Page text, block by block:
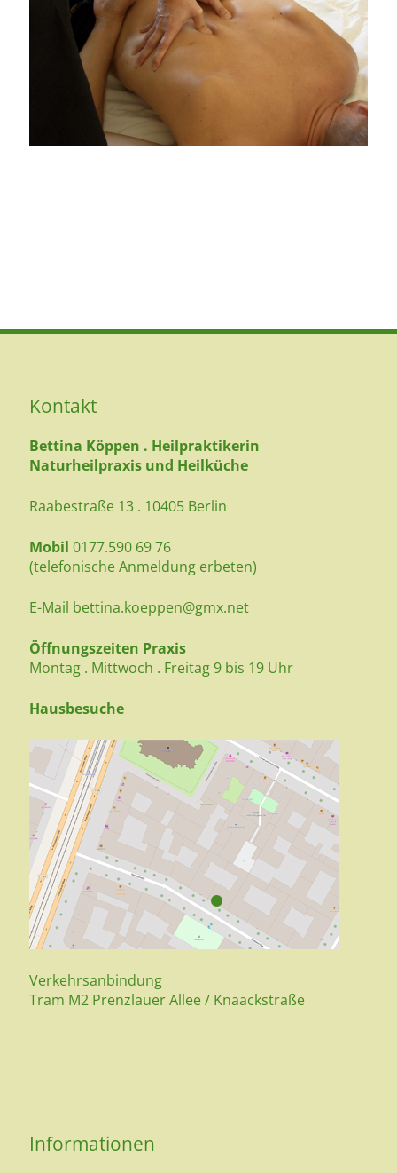
Kontakt
Bettina Köppen . Heilpraktikerin
Naturheilpraxis und Heilküche
Raabestraße 13 . 10405 Berlin
Mobil0177.590 69 76
(telefonische Anmeldung erbeten)
E-Mail bettina.koeppen@gmx.net
Öffnungszeiten Praxis
Montag . Mittwoch . Freitag 9 bis 19 Uhr
Hausbesuche
Verkehrsanbindung
Tram M2 Prenzlauer Allee / Knaackstraße
Informationen